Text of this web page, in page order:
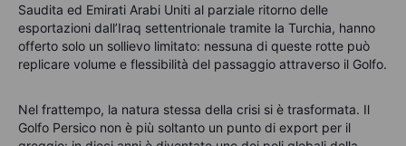
Saudita ed Emirati Arabi Uniti al parziale ritorno delle
esportazioni dall’Iraq settentrionale tramite la Turchia, hanno
offerto solo un sollievo limitato: nessuna di queste rotte può
replicare volume e flessibilità del passaggio attraverso il Golfo.
Nel frattempo, la natura stessa della crisi si è trasformata. Il
Golfo Persico non è più soltanto un punto di export per il